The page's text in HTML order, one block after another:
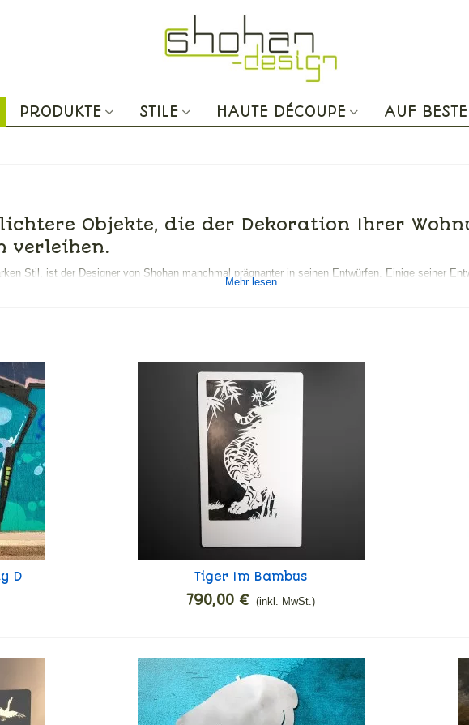
PRODUKTE STILE HAUTE DÉCOUPE AUF
Objekte, die der Dekoration Ihrer
verleihen.
Stil, ist der Designer von Shohan manchmal prägnanter in seinen Entwürfen. Einige seiner
Mehr lesen
D In den Warenkorb
Tiger Im Bambus
790,00 € (inkl. MwSt.)